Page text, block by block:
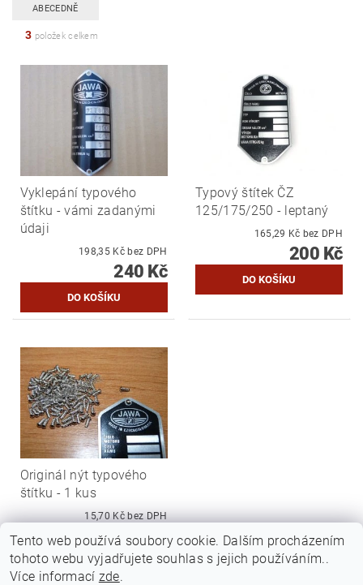
ABECEDNĚ
3 položek celkem
Vyklepání typového
štítku - vámi zadanými
údaji
198,35 Kč bez DPH
240 Kč
Typový štítek ČZ
125/175/250 - leptaný
165,29 Kč bez DPH
200 Kč
Originál nýt typového
štítku - 1 kus
15,70 Kč bez DPH
19 Kč
Tento web používá soubory cookie. Dalším procházením
tohoto webu vyjadřujete souhlas s jejich používáním..
Více informací zde.